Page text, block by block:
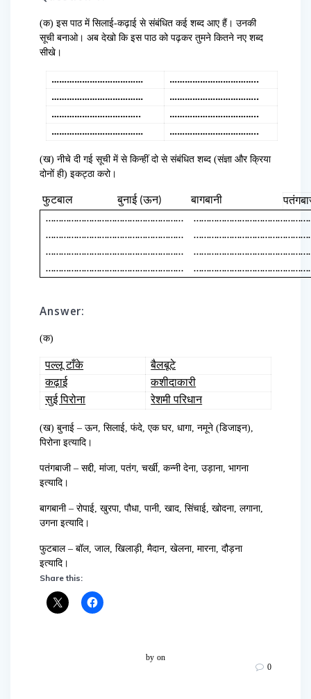
(क) इस पाठ में सिलाई-कढ़ाई से संबंधित कई शब्द आए हैं। उनकी
सूची बनाओ। अब देखो कि इस पाठ को पढ़कर तुमने कितने नए शब्द
सीखे।
………………………………
……………………………..
………………………………
……………………………..
……………………………..
……………………………..
………………………………
……………………………..
(ख) नीचे दी गई सूची में से किन्हीं दो से संबंधित शब्द (संज्ञा और क्रिया
दोनों ही) इकट्ठा करो।
फुटबाल बुनाई (ऊन) बागबानी
………………………………………………
………………………………………………
………………………………………………
………………………………………………
Answer:
(क)
पल्लू टाँके
बैलबूटे
कढ़ाई
कशीदाकारी
सुई पिरोना
रेशमी परिधान
(ख) बुनाई – ऊन, सिलाई, फंदे, एक घर, धागा, नमूने (डिजाइन),
पिरोना इत्यादि।
पतंगबाजी – सद्दी, मांजा, पतंग, चर्खी, कन्नी देना, उड़ाना, भागना
इत्यादि।
बागबानी – रोपाई, खुरपा, पौधा, पानी, खाद, सिंचाई, खोदना, लगाना,
उगना इत्यादि।
फुटबाल – बॉल, जाल, खिलाड़ी, मैदान, खेलना, मारना, दौड़ना
इत्यादि।
Share this:
by on
0